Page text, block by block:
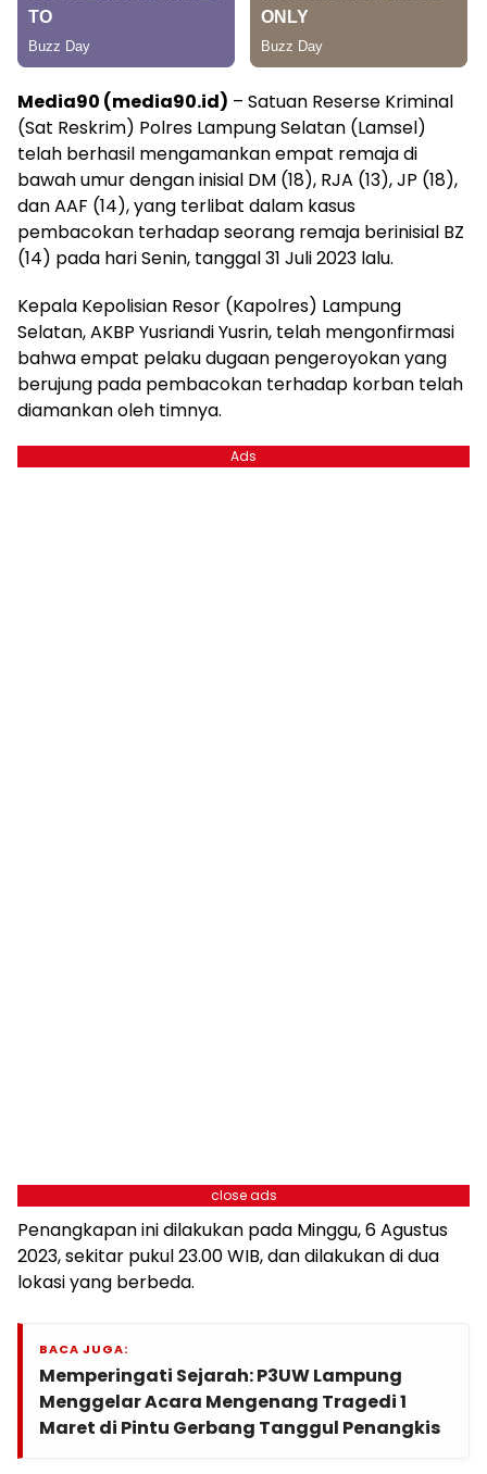
Media90 (media90.id) – Satuan Reserse Kriminal
(Sat Reskrim) Polres Lampung Selatan (Lamsel)
telah berhasil mengamankan empat remaja di
bawah umur dengan inisial DM (18), RJA (13), JP (18),
dan AAF (14), yang terlibat dalam kasus
pembacokan terhadap seorang remaja berinisial BZ
(14) pada hari Senin, tanggal 31 Juli 2023 lalu.
Kepala Kepolisian Resor (Kapolres) Lampung
Selatan, AKBP Yusriandi Yusrin, telah mengonfirmasi
bahwa empat pelaku dugaan pengeroyokan yang
berujung pada pembacokan terhadap korban telah
diamankan oleh timnya.
Ads
close ads
Penangkapan ini dilakukan pada Minggu, 6 Agustus
2023, sekitar pukul 23.00 WIB, dan dilakukan di dua
lokasi yang berbeda.
BACA JUGA:
Memperingati Sejarah: P3UW Lampung
Menggelar Acara Mengenang Tragedi 1
Maret di Pintu Gerbang Tanggul Penangkis